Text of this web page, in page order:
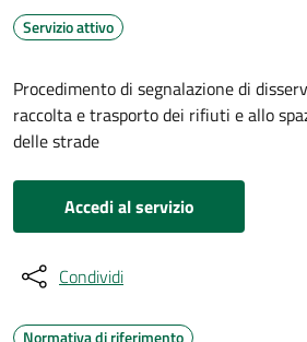
Servizio attivo
Procedimento di segnalazione di
raccolta e trasporto dei rifiuti e allo
delle strade
Accedi al servizio
Condividi
Normativa di riferimento